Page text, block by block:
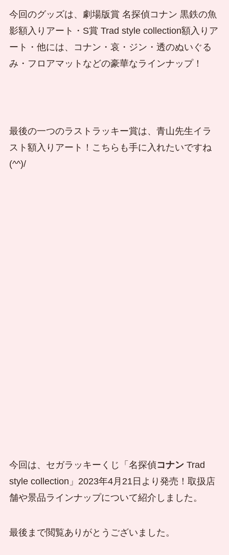
今回のグッズは、劇場版賞 名探偵コナン 黒鉄の魚
影額入りアート・S賞 Trad style collection額入りア
ート・他には、コナン・哀・ジン・透のぬいぐる
み・フロアマットなどの豪華なラインナップ！
最後の一つのラストラッキー賞は、青山先生イラ
スト額入りアート！こちらも手に入れたいですね
(^^)/
今回は、セガラッキーくじ「名探偵コナンTrad
style collection」2023年4月21日より発売！取扱店
舗や景品ラインナップについて紹介しました。
最後まで閲覧ありがとうございました。